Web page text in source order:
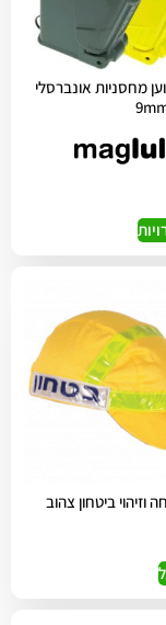
מחסניות אונברסלי
וזיהוי ביטחון צהוב